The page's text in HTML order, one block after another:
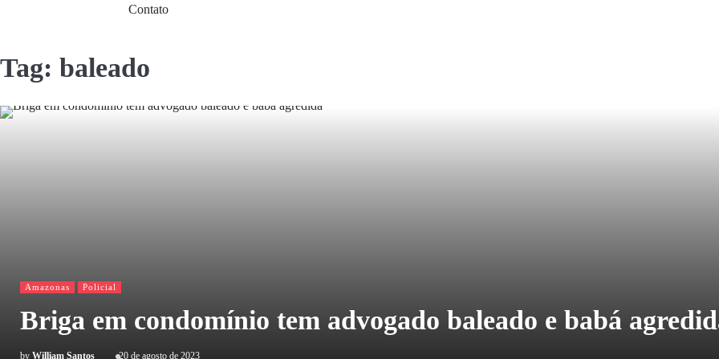
Contato
Tag: baleado
Amazonas Policial
Briga em condomínio tem advogado baleado e babá
by William Santos 20 de agosto de 2023